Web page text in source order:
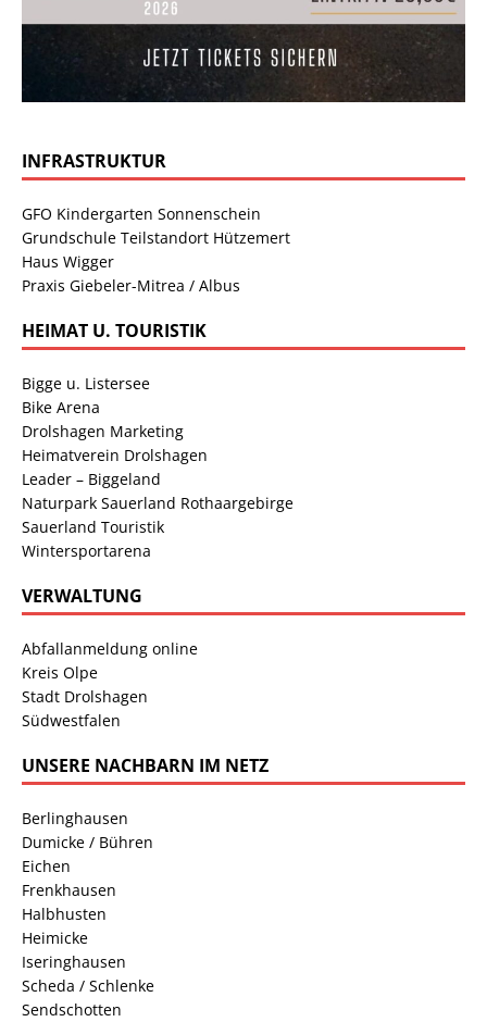
INFRASTRUKTUR
GFO Kindergarten Sonnenschein
Grundschule Teilstandort Hützemert
Haus Wigger
Praxis Giebeler-Mitrea / Albus
HEIMAT U. TOURISTIK
Bigge u. Listersee
Bike Arena
Drolshagen Marketing
Heimatverein Drolshagen
Leader – Biggeland
Naturpark Sauerland Rothaargebirge
Sauerland Touristik
Wintersportarena
VERWALTUNG
Abfallanmeldung online
Kreis Olpe
Stadt Drolshagen
Südwestfalen
UNSERE NACHBARN IM NETZ
Berlinghausen
Dumicke / Bühren
Eichen
Frenkhausen
Halbhusten
Heimicke
Iseringhausen
Scheda / Schlenke
Sendschotten